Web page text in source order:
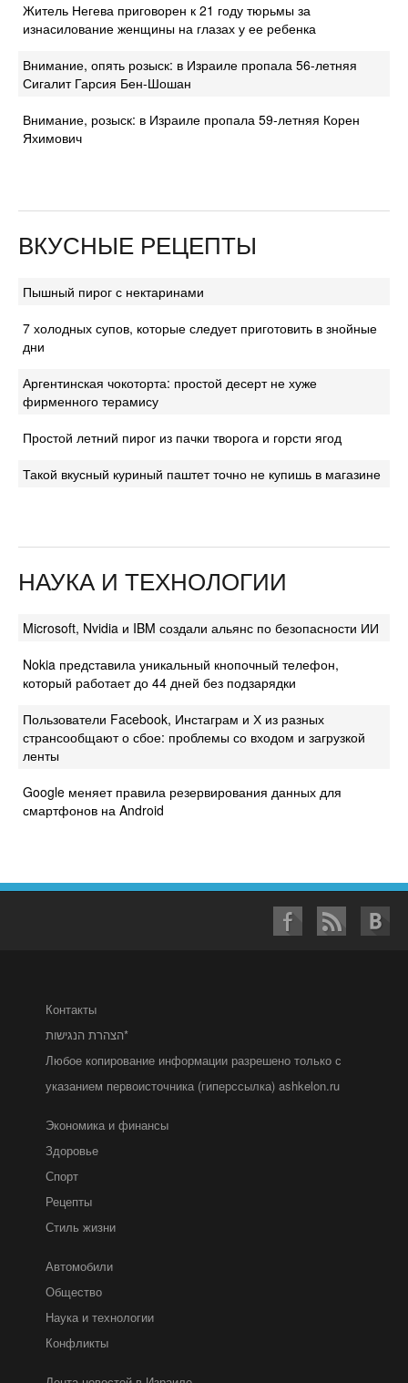
Житель Негева приговорен к 21 году тюрьмы за
изнасилование женщины на глазах у ее ребенка
Внимание, опять розыск: в Израиле пропала 56-летняя
Сигалит Гарсия Бен-Шошан
Внимание, розыск: в Израиле пропала 59-летняя Корен
Яхимович
ВКУСНЫЕ РЕЦЕПТЫ
Пышный пирог с нектаринами
7 холодных супов, которые следует приготовить в знойные
дни
Аргентинская чокоторта: простой десерт не хуже
фирменного терамису
Простой летний пирог из пачки творога и горсти ягод
Такой вкусный куриный паштет точно не купишь в магазине
НАУКА И ТЕХНОЛОГИИ
Microsoft, Nvidia и IBM создали альянс по безопасности ИИ
Nokia представила уникальный кнопочный телефон,
который работает до 44 дней без подзарядки
Пользователи Facebook, Инстаграм и Х из разных
странсообщают о сбое: проблемы со входом и загрузкой
ленты
Google меняет правила резервирования данных для
смартфонов на Android
Контакты
הצהרת הנגישות*
Любое копирование информации разрешено только с
указанием первоисточника (гиперссылка) ashkelon.ru
Экономика и финансы
Здоровье
Спорт
Рецепты
Стиль жизни
Автомобили
Общество
Наука и технологии
Конфликты